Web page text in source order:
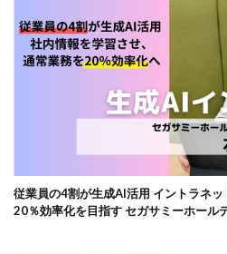
従業員の4割が生成AI活用 イントラネ
20％効率化を目指す セガサミーホール